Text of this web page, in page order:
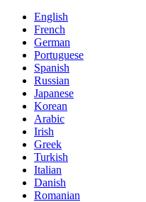
English
French
German
Portuguese
Spanish
Russian
Japanese
Korean
Arabic
Irish
Greek
Turkish
Italian
Danish
Romanian